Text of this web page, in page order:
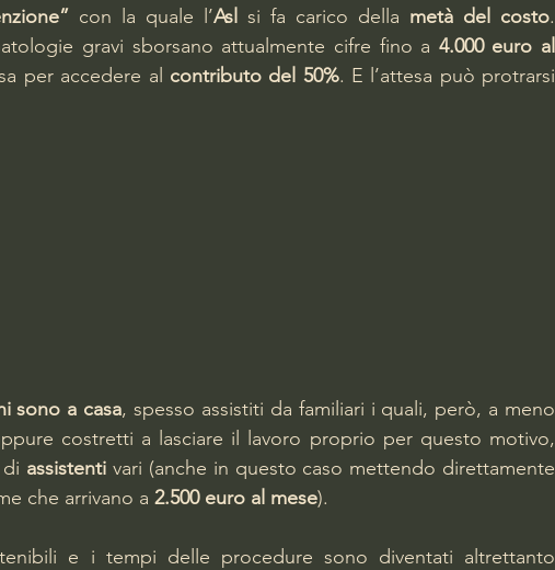
con la quale l’Asl si fa carico della metà del costo.
gravi sborsano attualmente cifre fino a 4.000 euro al
per accedere al contributo del 50%. E l’attesa può protrarsi
sono a casa, spesso assistiti da familiari i quali, però, a meno
costretti a lasciare il lavoro proprio per questo motivo,
assistenti vari (anche in questo caso mettendo direttamente
che arrivano a 2.500 euro al mese).
e i tempi delle procedure sono diventati altrettanto